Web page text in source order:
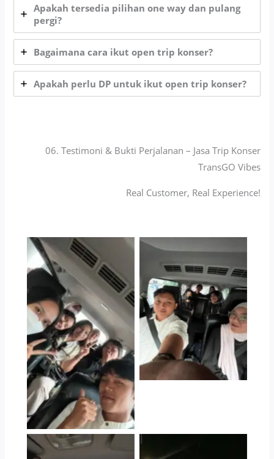
Apakah tersedia pilihan one way dan pulang
pergi?
Bagaimana cara ikut open trip konser?
Apakah perlu DP untuk ikut open trip konser?
06. Testimoni & Bukti Perjalanan – Jasa Trip Konser
TransGO Vibes
Real Customer, Real Experience!
Jasa Trip Konser
Westlife Jakarta
Jasa Trip Konser
Westlife Jakarta